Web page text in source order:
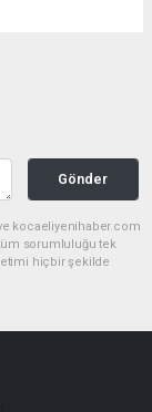
Gönder
kocaeliyenihaber.com
sorumluluğu tek
hiçbir şekilde